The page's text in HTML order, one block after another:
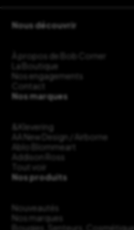
Nous découvrir
À propos de Bob Corner
La Boutique
Nos engagements
Contact
Nos marques
&Klevering
AA New Design / Airborne
Ablo Blommeart
Addison Ross
Tout voir
Nos produits
Nouveautés
Nos marques